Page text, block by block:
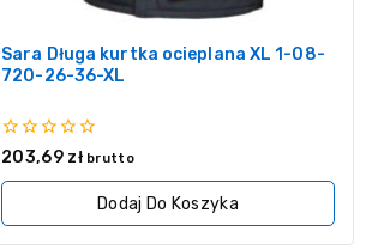
Sara Długa kurtka ocieplana XL 1-08-
720-26-36-XL
0
5
203,69 zł brutto
Dodaj Do Koszyka